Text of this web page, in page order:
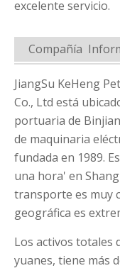
excelente servicio.
Compañía
JiangSu KeHeng
Co., Ltd está
portuaria de
de maquinaria
fundada en 1989.
una hora' en
transporte es muy
geográfica es
Los activos totales
yuanes, tiene más